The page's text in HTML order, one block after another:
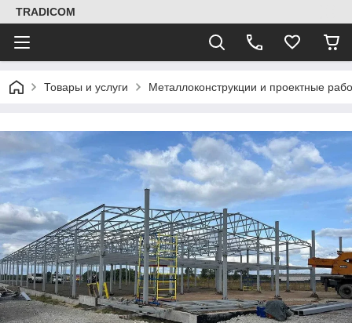
TRADICOM
Товары и услуги Металлоконструкции и проектные